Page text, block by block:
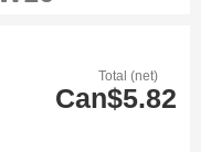
Total (net)
Can$5.82